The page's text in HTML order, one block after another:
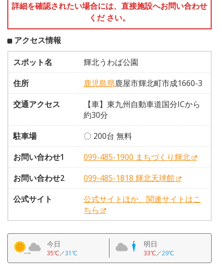
詳細を確認されたい場合には、直接施設へお問い合わせ
くだ さい。
アクセス情報
スポット名
輝北うわば公園
住所
鹿児島県鹿屋市輝北町市成1660-3
交通アクセス
【車】東九州自動車道国分ICから
約30分
駐車場
〇 200台 無料
お問い合わせ1
099-485-1900 まちづくり輝北
お問い合わせ2
099-485-1818 輝北天球館
公式サイト
公式サイトほか、関連サイトはこ
ちら
今日
35℃／31℃
明日
33℃／29℃